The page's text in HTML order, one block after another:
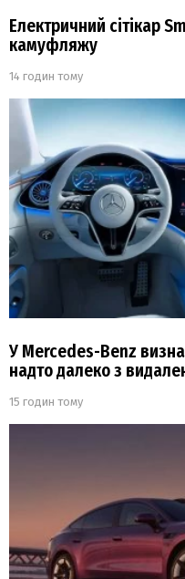
Електричний сітікар
камуфляжу
14 годин тому
У Mercedes-Benz
надто далеко з
15 годин тому